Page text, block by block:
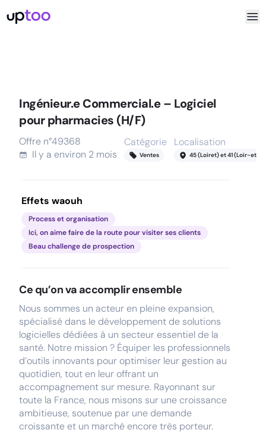
Ingénieur.e Commercial.e – Logiciel
pour pharmacies (H/F)
Offre n°49368
Il y a environ 2 mois
Catégorie
Ventes
Localisation
45 (Loiret) et 41 (Loir-et-
Effets waouh
Process et organisation
Ici, on aime faire de la route pour visiter ses clients
Beau challenge de prospection
Ce qu’on va accomplir ensemble
Nous sommes un acteur en pleine expansion,
spécialisé dans le développement de solutions
logicielles dédiées à un secteur essentiel de la
santé. Notre mission ? Équiper les professionnels
d’outils innovants pour optimiser leur gestion au
quotidien, tout en leur offrant un
accompagnement sur mesure. Rayonnant sur
toute la France, nous misons sur une croissance
ambitieuse, soutenue par une demande
croissante et un marché encore très porteur.